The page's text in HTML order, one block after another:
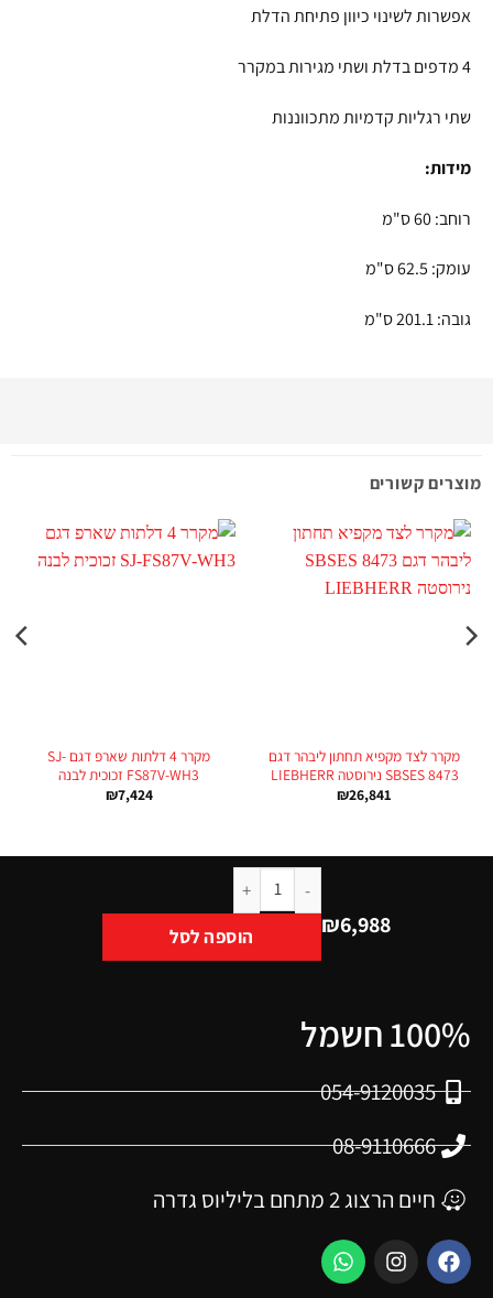
אפשרות לשינוי כיוון פתיחת הדלת
4 מדפים בדלת ושתי מגירות במקרר
שתי רגליות קדמיות מתכווננות
מידות:
רוחב: 60 ס"מ
עומק: 62.5 ס"מ
גובה: 201.1 ס"מ
מוצרים קשורים
מקרר לצד מקפיא תחתון ליבהר דגם
SBSES 8473 נירוסטה LIEBHERR
₪26,841
מקרר 4 דלתות שארפ דגם SJ-
FS87V-WH3 זכוכית לבנה
₪7,424
₪6,988 הוספה לסל
100% חשמל
054-9120035
08-9110666
חיים הרצוג 2 מתחם בליליוס גדרה